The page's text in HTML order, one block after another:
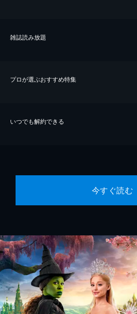
雑誌読み放題
プロが選ぶおすすめ特集
いつでも解約できる
今すぐ読む